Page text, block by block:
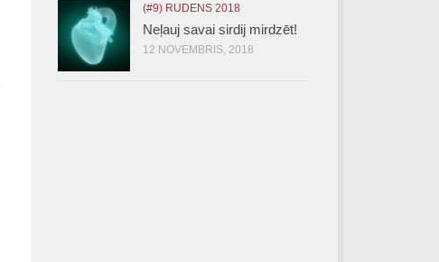
(#9) RUDENS 2018
Neļauj savai sirdij mirdzēt!
12 NOVEMBRIS, 2018